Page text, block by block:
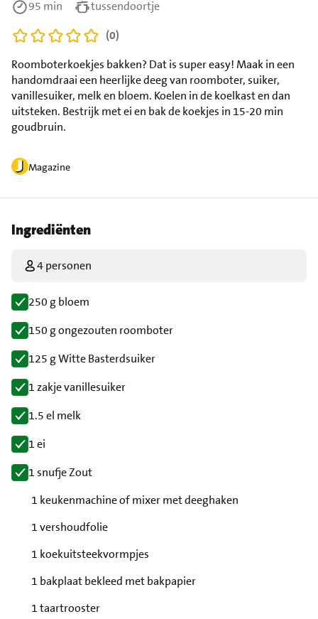
Magazine
Roomboterkoekjes bakken? Dat is super easy! Maak in een
handomdraai een heerlijke deeg van roomboter, suiker,
vanillesuiker, melk en bloem. Koelen in de koelkast en dan
uitsteken. Bestrijk met ei en bak de koekjes in 15-20 min
goudbruin.
95 min
tussendoortje
(0)
Ingrediënten
4 personen
250 g bloem
150 g ongezouten roomboter
125 g Witte Basterdsuiker
1 zakje vanillesuiker
1.5 el melk
1 ei
1 snufje Zout
1 keukenmachine of mixer met deeghaken
1 vershoudfolie
1 koekuitsteekvormpjes
1 bakplaat bekleed met bakpapier
1 taartrooster